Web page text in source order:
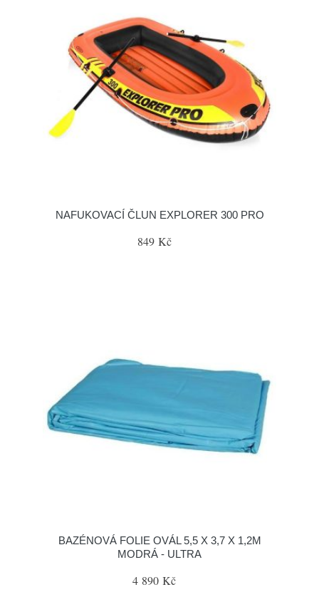
NAFUKOVACÍ ČLUN EXPLORER 300 PRO
849 Kč
BAZÉNOVÁ FOLIE OVÁL 5,5 X 3,7 X 1,2M
MODRÁ - ULTRA
4 890 Kč